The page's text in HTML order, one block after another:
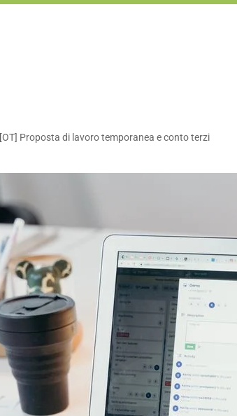
[OT] Proposta di lavoro temporanea e conto terzi